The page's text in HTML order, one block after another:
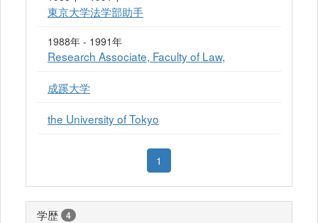
東京大学法学部助手
1988年 - 1991年
Research Associate, Faculty of Law,
成蹊大学
the University of Tokyo
1
学歴 4